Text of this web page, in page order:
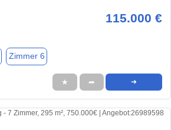
115.000 €
Zimmer 6
★ ➦ ➜